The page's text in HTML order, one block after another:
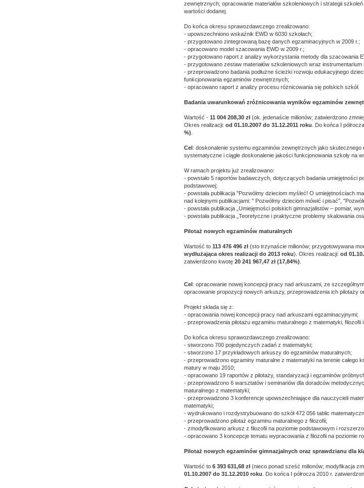
zewnętrznych; opracowanie materiałów szkoleniowych i strategii
wartości dodanej.
Do końca okresu sprawozdawczego zrealizowano:
- upowszechniono wskaźnik EWD w 6030 szkołach;
- przygotowano zintegrowaną bazę danych egzaminacyjnych w 2009 r.;
- opracowano model szacowania EWD w 2009 r.;
- przygotowano raport z analizy wykorzystania metody dla szacowania
- przygotowano zestaw materiałów szkoleniowych wraz
- przeprowadzono badania podłużne ścieżki rozwoju edukacyjnego
funkcjonowania egzaminów zewnętrznych;
- opracowano raport z analizy procesu różnicowania się polskich szkół.
Badania uwarunkowań zróżnicowania wyników egzaminów
Wartość - 11 004 208,30 zł (ok. jedenaście milionów; zatwierdzono
Okres realizacji: od 01.10.2007 do 31.12.2011 roku . Do końca I
%)
Cel: doskonalenie systemu egzaminów zewnętrznych jako
systematyczne i ciągłe doskonalenie jakości funkcjonowania szkoły na
W ramach projektu już zrealizowano:
- powstało 5 raportów badawczych, dotyczących badania umiejętności
podstawowej;
- powstała publikacja "Pozwólmy dzieciom myśleć! O umiejętnościach
nad kolejnymi publikacjami: " Pozwólmy dzieciom mówić i pisać",
- powstała publikacja „Umiejętności polskich gimnazjalistów – pomiar,
- powstała publikacja „Teoretyczne i praktyczne problemy skalowania
Pilotaż nowych egzaminów maturalnych
Wartość to 113 476 496 zł (sto trzynaście milionów; przygotowywana
wydłużająca okres realizacji do 2013 roku). Okres realizacji: od
zatwierdzono kwotę 20 241 967,47 zł (17,84%)
Cel: opracowanie nowej koncepcji pracy nad arkuszami, ze
opracowanie propozycji nowych arkuszy, przeprowadzenia ich pilotaży
Projekt składa się z:
- opracowania nowej koncepcji pracy nad arkuszami egzaminacyjnymi;
- przeprowadzenia pilotażu egzaminu maturalnego z matematyki, filozofii
Do końca okresu sprawozdawczego zrealizowano:
- stworzono 700 pojedynczych zadań z matematyki;
- stworzono 17 przykładowych arkuszy do egzaminów maturalnych;
- przeprowadzono egzaminy maturalne z matematyki na terenie całego
matury w maju 2010;
- opracowano 19 raportów z pilotaży, standaryzacji i egzaminów
- przeprowadzono 6 warsztatów i seminariów dla doradców
maturalnego z matematyki;
- przeprowadzono 3 konferencje upowszechniające dla nauczycieli
matematyki;
- wydrukowano i rozdystrybuowano do szkół 472 056 tablic
- przeprowadzono pilotaż egzaminu maturalnego z filozofii;
- zmodyfikowano arkusz z filozofii na poziomie podstawowym i
- opracowano 3 koncepcje tematu wypracowania z filozofii na poziomie
Pilotaż nowych egzaminów gimnazjalnych oraz sprawdzianu dla
Wartość to 6 393 631,68 zł (nieco ponad sześć milionów; modyfikacja
01.10.2007 do 31.12.2010 roku . Do końca I półrocza 2010 r.